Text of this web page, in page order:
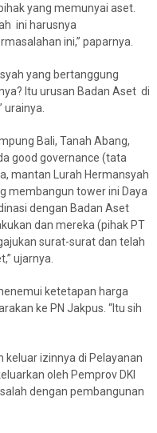
yang memunyai aset.
ini harusnya
ini,” paparnya.
yang bertanggung
Itu urusan Badan Aset di
urainya.
Bali, Tanah Abang,
good governance (tata
mantan Lurah Hermansyah
membangun tower ini Daya
dengan Badan Aset
dan mereka (pihak PT
surat-surat dan telah
ujarnya.
ketetapan harga
ke PN Jakpus. “Itu sih
keluar izinnya di Pelayanan
oleh Pemprov DKI
dengan pembangunan